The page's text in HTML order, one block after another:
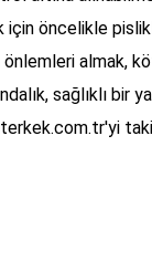
için öncelikle
almak,
sağlıklı bir